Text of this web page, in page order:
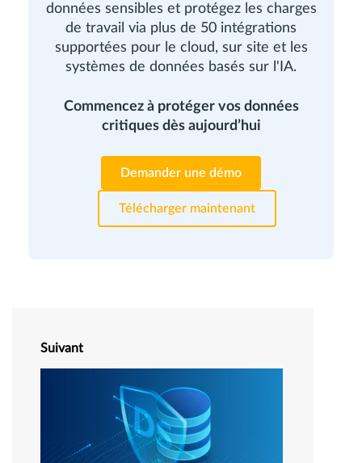
données sensibles et protégez les charges
de travail via plus de 50 intégrations
supportées pour le cloud, sur site et les
systèmes de données basés sur l'IA.
Commencez à protéger vos données
critiques dès aujourd’hui
Demander une démo
Télécharger maintenant
Suivant